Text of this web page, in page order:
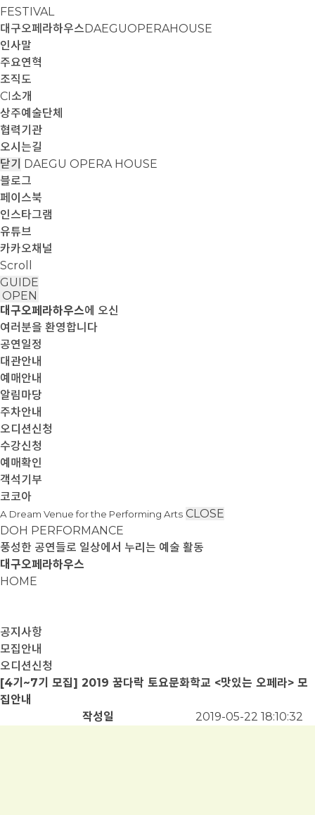
FESTIVAL
대구오페라하우스DAEGUOPERAHOUSE
인사말
주요연혁
조직도
CI소개
상주예술단체
협력기관
오시는길
닫기 DAEGU OPERA HOUSE
블로그
페이스북
인스타그램
유튜브
카카오채널
Scroll
GUIDE
OPEN
대구오페라하우스에 오신
여러분을 환영합니다
공연일정
대관안내
예매안내
알림마당
주차안내
오디션신청
수강신청
예매확인
객석기부
코코아
A Dream Venue for the Performing Arts CLOSE
DOH PERFORMANCE
풍성한 공연들로 일상에서 누리는 예술 활동
대구오페라하우스
HOME
공지사항
모집안내
오디션신청
[4기~7기 모집] 2019 꿈다락 토요문화학교 <맛있는 오페라> 모
집안내
작성일
2019-05-22 18:10:32